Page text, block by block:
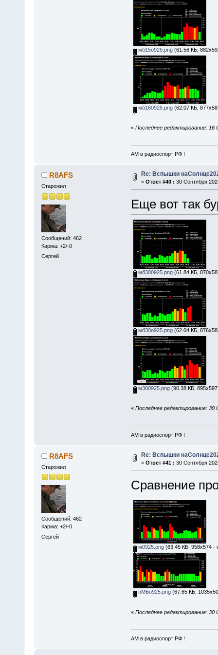
мб15о925.png(61.56 КБ,
мб160925.png(62.07 КБ,
« Последнее редактирование:
АМ в радиоспорт РФ !
R8AFS
Старожил
Сообщений: 462
Карма: +2/-0
Сергей
Re: Вспышки
« Ответ #40 : 30 Сентября
Еще вот так
мб300925.png(61.84 КБ,
мб30о925.png(62.04 КБ,
м300925.png(90.38 КБ,
« Последнее редактирование:
АМ в радиоспорт РФ !
R8AFS
Старожил
Сообщений: 462
Карма: +2/-0
Сергей
Re: Вспышки
« Ответ #41 : 30 Сентября
Сравнение
м0925.png(63.45 КБ, 958x574 -
пМБо925.png(67.65 КБ,
« Последнее редактирование:
АМ в радиоспорт РФ !